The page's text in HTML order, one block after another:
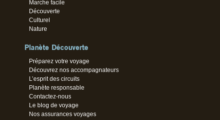
Marche facile
Découverte
Culturel
Nature
Planète Découverte
Préparez votre voyage
Découvrez nos accompagnateurs
L’esprit des circuits
Planète responsable
Contactez-nous
Le blog de voyage
Nos assurances voyages